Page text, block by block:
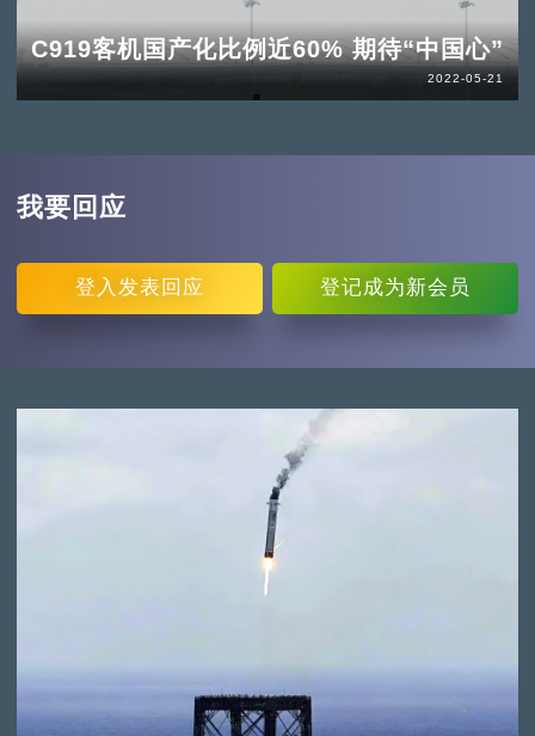
C919客机国产化比例近60% 期待“中国心”
2022-05-21
我要回应
登入 发表回应 登记成为新会员